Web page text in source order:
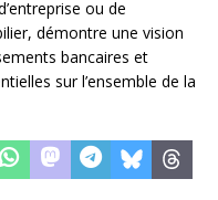
ou de
démontre une vision
bancaires et
sur l’ensemble de la